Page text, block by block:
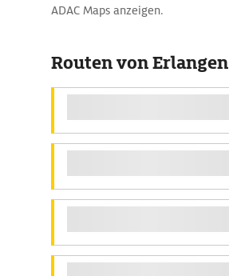
ADAC Maps anzeigen.
Routen von Erlangen